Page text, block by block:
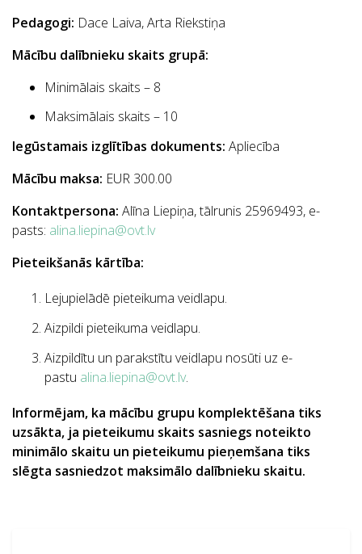
Pedagogi: Dace Laiva, Arta Riekstiņa
Mācību dalībnieku skaits grupā:
Minimālais skaits – 8
Maksimālais skaits – 10
Iegūstamais izglītības dokuments: Apliecība
Mācību maksa: EUR 300.00
Kontaktpersona: Alīna Liepiņa, tālrunis 25969493, e-
pasts: alina.liepina@ovt.lv
Pieteikšanās kārtība:
Lejupielādē pieteikuma veidlapu.
Aizpildi pieteikuma veidlapu.
Aizpildītu un parakstītu veidlapu nosūti uz e-
pastu alina.liepina@ovt.lv.
Informējam, ka mācību grupu komplektēšana tiks
uzsākta, ja pieteikumu skaits sasniegs noteikto
minimālo skaitu un pieteikumu pieņemšana tiks
slēgta sasniedzot maksimālo dalībnieku skaitu.